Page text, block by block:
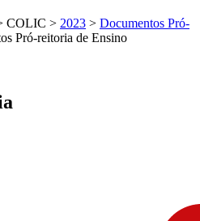
COLIC > 2023 > Documentos Pró-
Pró-reitoria de Ensino